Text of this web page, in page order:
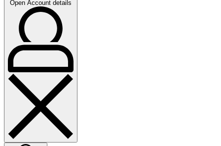
Open Account details